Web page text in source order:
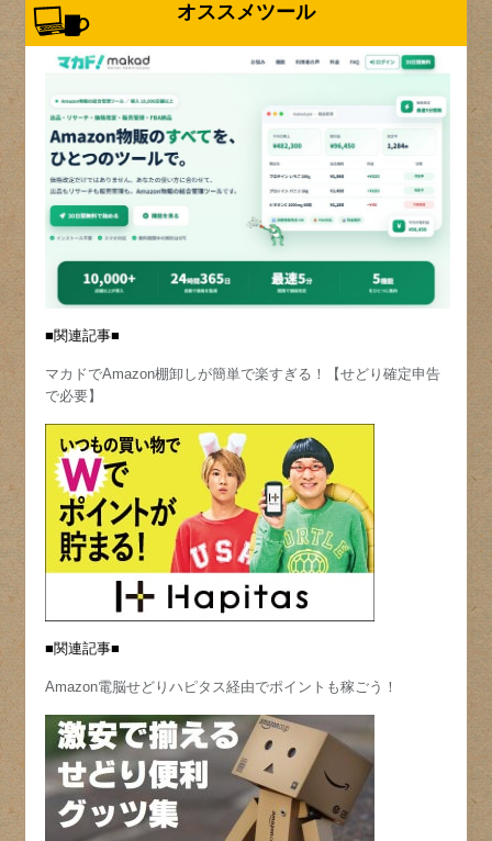
オススメツール
■関連記事■
マカドでAmazon棚卸しが簡単で楽すぎる！【せどり確定申告
で必要】
■関連記事■
Amazon電脳せどりハピタス経由でポイントも稼ごう！